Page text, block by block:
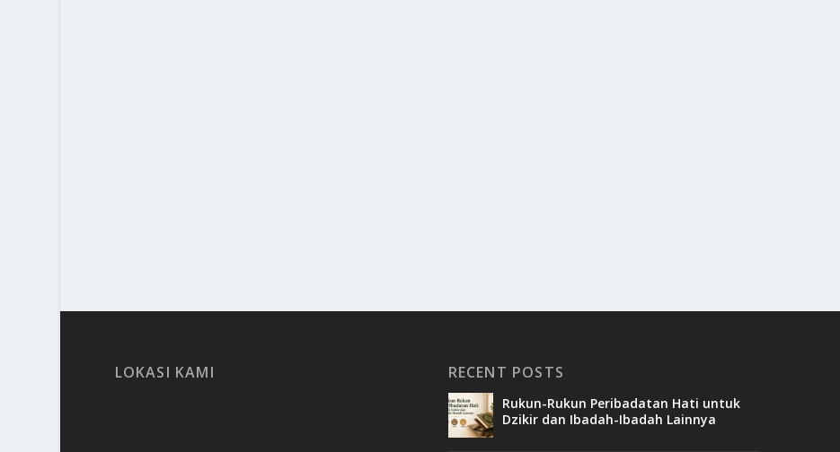
LOKASI KAMI RECENT POSTS
Rukun-Rukun Peribadatan Hati untuk
Dzikir dan Ibadah-Ibadah Lainnya